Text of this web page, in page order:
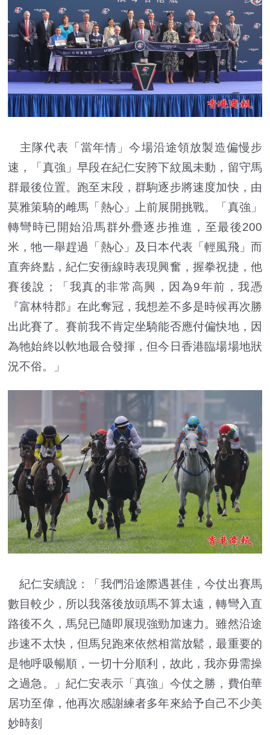
主隊代表「當年情」今場沿途領放製造偏慢步
速，「真強」早段在紀仁安胯下紋風未動，留守馬
群最後位置。跑至末段，群駒逐步將速度加快，由
莫雅策騎的雌馬「熱心」上前展開挑戰。「真強」
轉彎時已開始沿馬群外疊逐步推進，至最後200
米，牠一舉趕過「熱心」及日本代表「輕風飛」而
直奔終點，紀仁安衝線時表現興奮，握拳祝捷，他
賽後說；「我真的非常高興，因為9年前，我憑
『富林特郡』在此奪冠，我想差不多是時候再次勝
出此賽了。賽前我不肯定坐騎能否應付偏快地，因
為牠始終以軟地最合發揮，但今日香港臨場場地狀
況不俗。」
紀仁安續說：「我們沿途際遇甚佳，今仗出賽馬
數目較少，所以我落後放頭馬不算太遠，轉彎入直
路後不久，馬兒已隨即展現強勁加速力。雖然沿途
步速不太快，但馬兒跑來依然相當放鬆，最重要的
是牠呼吸暢順，一切十分順利，故此，我亦毋需操
之過急。」紀仁安表示「真強」今仗之勝，費伯華
居功至偉，他再次感謝練者多年來給予自己不少美
妙時刻